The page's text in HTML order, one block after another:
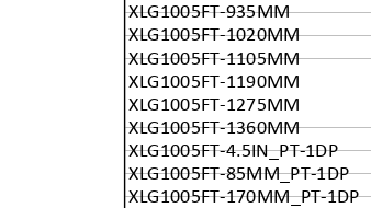
XLG1005FT-935MM
XLG1005FT-1020MM
XLG1005FT-1105MM
XLG1005FT-1190MM
XLG1005FT-1275MM
XLG1005FT-1360MM
XLG1005FT-4.5IN_PT-1DP
XLG1005FT-85MM_PT-1DP
XLG1005FT-170MM_PT-1DP